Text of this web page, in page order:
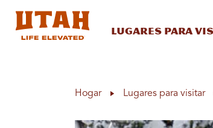
Lugares para
Hogar Lugares para visitar